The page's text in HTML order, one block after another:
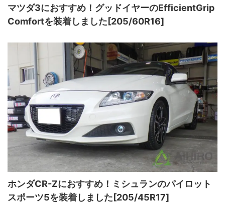
マツダ3におすすめ！グッドイヤーのEfficientGrip
Comfortを装着しました[205/60R16]
ホンダCR-Zにおすすめ！ミシュランのパイロット
スポーツ5を装着しました[205/45R17]